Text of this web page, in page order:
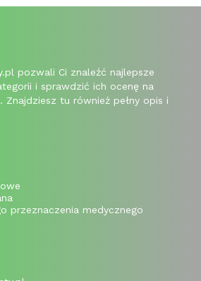
pozwali Ci znaleźć najlepsze
i sprawdzić ich ocenę na
Znajdziesz tu również pełny opis i
przeznaczenia medycznego